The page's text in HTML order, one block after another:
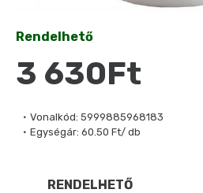
Vonalkód: 5999885968183
Egységár: 60.50 Ft/ db
Rendelhető
3 630Ft
RENDELHETŐ